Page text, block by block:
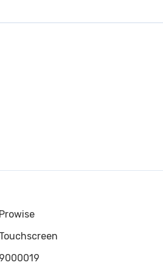
Prowise
Touchscreen
9000019